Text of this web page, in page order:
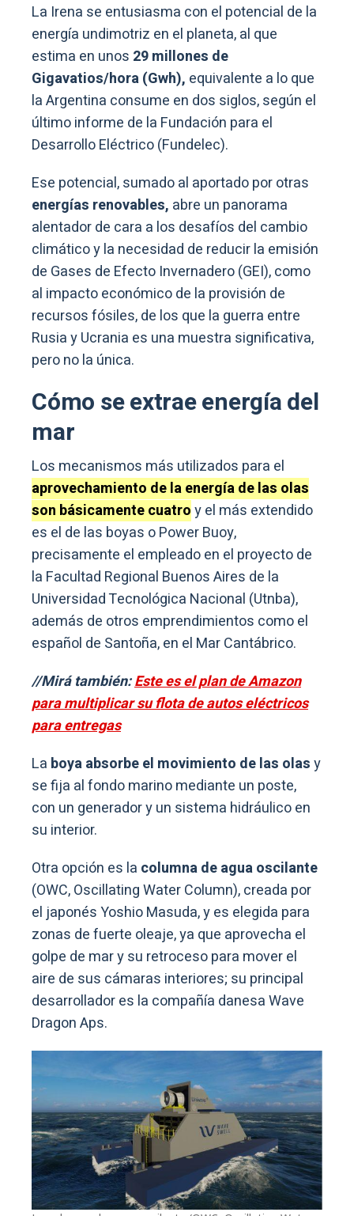
La Irena se entusiasma con el potencial de la
energía undimotriz en el planeta, al que
estima en unos 29 millones de
Gigavatios/hora (Gwh), equivalente a lo que
la Argentina consume en dos siglos, según el
último informe de la Fundación para el
Desarrollo Eléctrico (Fundelec).
Ese potencial, sumado al aportado por otras
energías renovables, abre un panorama
alentador de cara a los desafíos del cambio
climático y la necesidad de reducir la emisión
de Gases de Efecto Invernadero (GEI), como
al impacto económico de la provisión de
recursos fósiles, de los que la guerra entre
Rusia y Ucrania es una muestra significativa,
pero no la única.
Cómo se extrae energía del
mar
Los mecanismos más utilizados para el
aprovechamiento de la energía de las olas
son básicamente cuatroy el más extendido
es el de las boyas o Power Buoy,
precisamente el empleado en el proyecto de
la Facultad Regional Buenos Aires de la
Universidad Tecnológica Nacional (Utnba),
además de otros emprendimientos como el
español de Santoña, en el Mar Cantábrico.
//Mirá también:Este es el plan de Amazon
para multiplicar su flota de autos eléctricos
para entregas
La boya absorbe el movimiento de las olasy
se fija al fondo marino mediante un poste,
con un generador y un sistema hidráulico en
su interior.
Otra opción es la columna de agua oscilante
(OWC, Oscillating Water Column), creada por
el japonés Yoshio Masuda, y es elegida para
zonas de fuerte oleaje, ya que aprovecha el
golpe de mar y su retroceso para mover el
aire de sus cámaras interiores; su principal
desarrollador es la compañía danesa Wave
Dragon Aps.